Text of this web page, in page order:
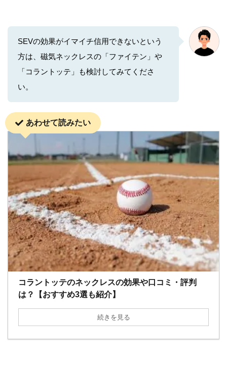
SEVの効果がイマイチ信用できないという
方は、磁気ネックレスの「ファイテン」や
「コラントッテ」も検討してみてくださ
い。
あわせて読みたい
コラントッテのネックレスの効果や口コミ・評判
は？【おすすめ3選も紹介】
続きを見る